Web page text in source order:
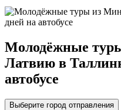
Молодёжные
Латвию в
автобусе
Выберите город отправления